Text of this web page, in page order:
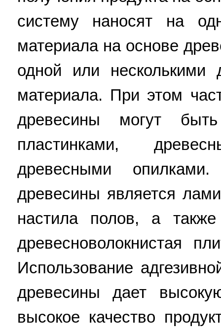
систему наносят на
материала на основе
одной или несколькими
материала. При этом
древесины могут
пластинками,
древесными
древесины является
настила полов, а также
древесноволокнистая
Использование
древесины дает
высокое качество